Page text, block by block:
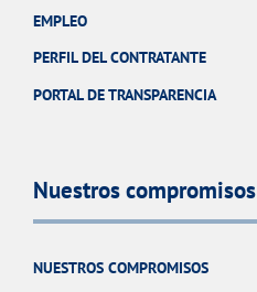
EMPLEO
PERFIL DEL CONTRATANTE
PORTAL DE TRANSPARENCIA
Nuestros compromisos
NUESTROS COMPROMISOS